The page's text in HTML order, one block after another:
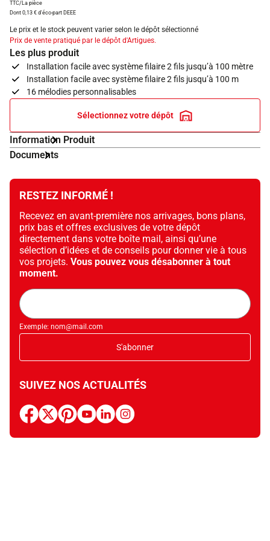
TTC/La pièce
Dont 0,13 € d'éco-part DEEE
Le prix et le stock peuvent varier selon le dépôt sélectionné
Prix de vente pratiqué par le dépôt d'Artigues.
Les plus produit
Installation facile avec système filaire 2 fils jusqu’à 100 mètre
Installation facile avec système filaire 2 fils jusqu’à 100 m
16 mélodies personnalisables
Sélectionnez votre dépôt
Information Produit
Documents
RESTEZ INFORMÉ !
Recevez en avant-première nos arrivages, bons plans,
prix bas et offres exclusives de votre dépôt
directement dans votre boîte mail, ainsi qu’une
sélection d’idées et de conseils pour donner vie à tous
vos projets. Vous pouvez vous désabonner à tout
moment.
Adresse
mail
Exemple: nom@mail.com
S'abonner
SUIVEZ NOS ACTUALITÉS
facebook
x pinterestyoutubelinkedininstagram